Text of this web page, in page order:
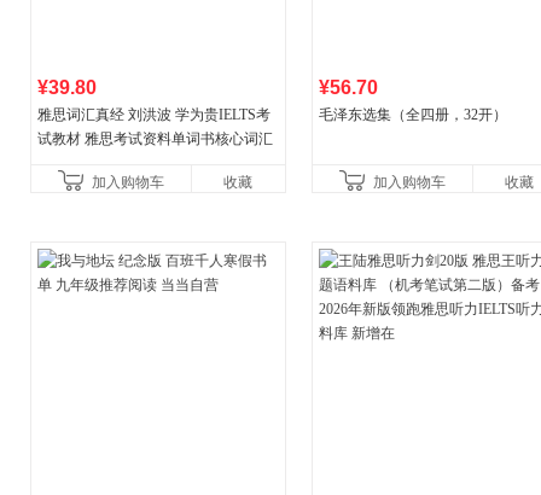
¥39.80
雅思词汇真经 刘洪波 学为贵IELTS考
试教材 雅思考试资料单词书核心词汇
加入购物车
收藏
¥56.70
毛泽东选集（全四册，32开）
加入购物车 收藏